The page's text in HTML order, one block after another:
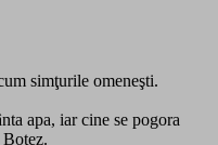
simţurile omeneşti.
apa, iar cine se pogora